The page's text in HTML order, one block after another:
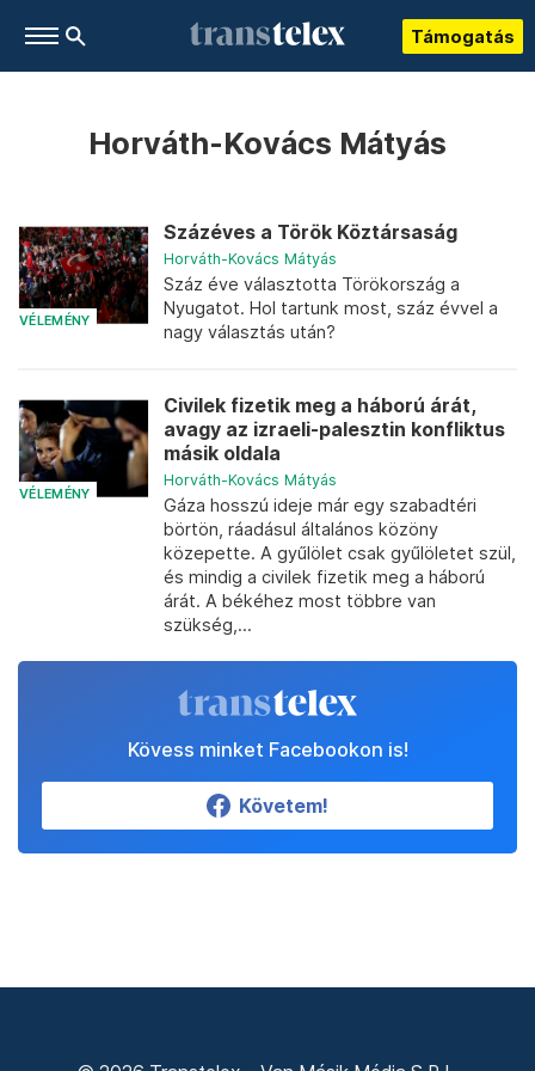
Támogatás
Horváth-Kovács Mátyás
VÉLEMÉNY
Százéves a Török Köztársaság
Horváth-Kovács Mátyás
Száz éve választotta Törökország a
Nyugatot. Hol tartunk most, száz évvel a
nagy választás után?
VÉLEMÉNY
Civilek fizetik meg a háború árát,
avagy az izraeli-palesztin konfliktus
másik oldala
Horváth-Kovács Mátyás
Gáza hosszú ideje már egy szabadtéri
börtön, ráadásul általános közöny
közepette. A gyűlölet csak gyűlöletet szül,
és mindig a civilek fizetik meg a háború
árát. A békéhez most többre van
szükség,...
Kövess minket Facebookon is!
Követem!